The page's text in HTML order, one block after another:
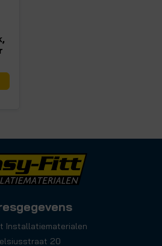
Installatiematerialen
20